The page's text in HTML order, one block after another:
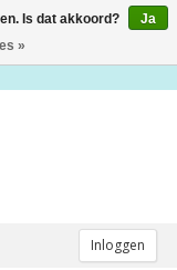
Inloggen
Is dat akkoord?
Ja
»